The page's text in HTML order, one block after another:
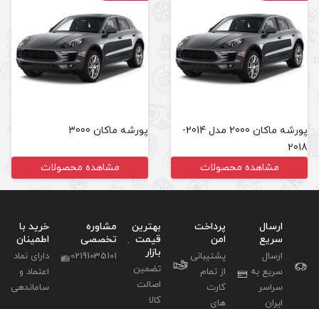
پورشه ماکان 3000
مشاهده محصولات
بهترین
قیمت
بازار
تضمین
اصالت
کالا
مشاوره
تخصصی
02191035101
خرید با
اطمینان
دارای نماد
اعتماد و
ساماندهی